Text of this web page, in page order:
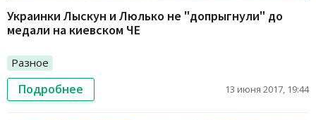
Украинки Лыскун и Люлько не "допрыгнули" до
медали на киевском ЧЕ
Разное
Подробнее 13 июня 2017, 19:44